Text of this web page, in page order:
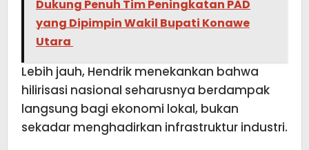
Dukung Penuh Tim Peningkatan PAD
yang Dipimpin Wakil Bupati Konawe
Utara
Lebih jauh, Hendrik menekankan bahwa
hilirisasi nasional seharusnya berdampak
langsung bagi ekonomi lokal, bukan
sekadar menghadirkan infrastruktur industri.